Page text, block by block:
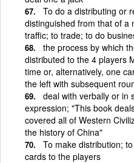
To do a distributing or
distinguished from that of a
traffic; to trade; to do
the process by which
distributed to the 4 players
time or, alternatively, one
the left with subsequent
deal with verbally or in
expression; "This book
covered all of Western
the history of China"
To make distribution;
cards to the players